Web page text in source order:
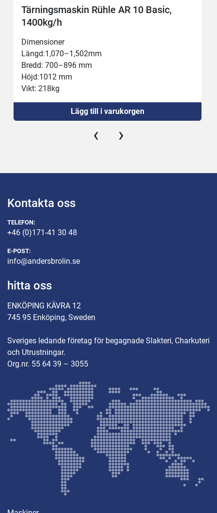
Tärningsmaskin Rühle AR 10 Basic,
1400kg/h
Dimensioner
Längd:1,070–1,502mm
Bredd: 700–896 mm
Höjd:1012 mm
Vikt: 218kg
Anslutning: 400 V, 3,8 kW, 16 A
Kapacitet: max 1 700 kg/h
Kammare: 100x100x350 mm
Tjocklek: 0,5 – 60 mm
Lägg till i varukorgen
‹ ›
Kontakta oss
TELEFON:
+46 (0)171-41 30 48
E-POST:
info@andersbrolin.se
hitta oss
ENKÖPING KÄVRA 12
745 95 Enköping, Sweden
Sveriges ledande företag för begagnade Slakteri, Charkuteri
och Utrustningar.
Org.nr. 55 64 39 – 3055